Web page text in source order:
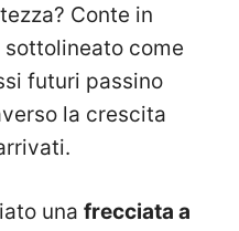
Conte in
come
futuri passino
la crescita
una frecciata a